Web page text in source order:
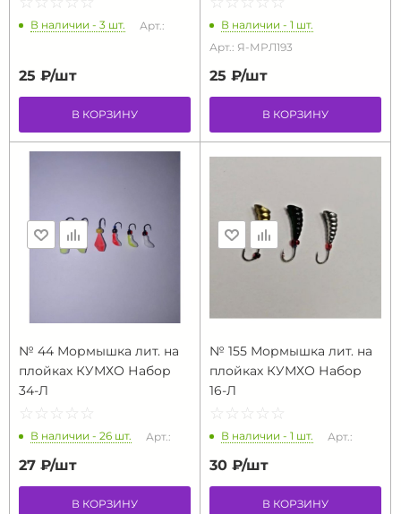
В наличии - 3 шт. Арт.:
25 ₽/шт
В КОРЗИНУ
В наличии - 1 шт.
Арт.: Я-МРЛ193
25 ₽/шт
В КОРЗИНУ
№ 44 Мормышка лит. на
плойках КУМХО Набор
34-Л
☆ ☆ ☆ ☆ ☆
★ ★ ★ ★ ★
В наличии - 26 шт. Арт.:
27 ₽/шт
В КОРЗИНУ
№ 155 Мормышка лит. на
плойках КУМХО Набор
16-Л
☆ ☆ ☆ ☆ ☆
★ ★ ★ ★ ★
В наличии - 1 шт. Арт.:
30 ₽/шт
В КОРЗИНУ